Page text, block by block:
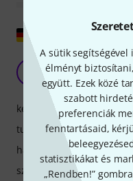
A sütik segítségével
élményt
együtt. Ezek közé
szabott
preferenciák
fenntartásaid,
statisztikákat és
„Rendben!”
Eredeti
jó bővítmény
kezelés
tulajdonsagok
hangzás/minőség
számítógép